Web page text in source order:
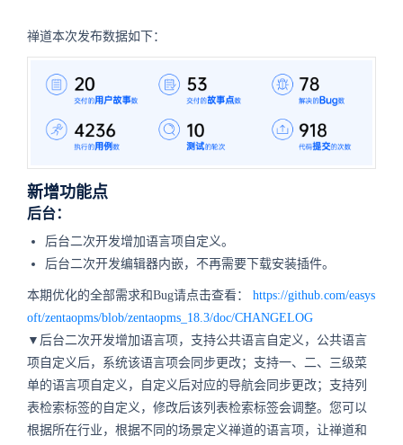
禅道本次发布数据如下：
新增功能点
后台：
后台二次开发增加语言项自定义。
后台二次开发编辑器内嵌，不再需要下载安装插件。
本期优化的全部需求和Bug请点击查看： https://github.com/easys
oft/zentaopms/blob/zentaopms_18.3/doc/CHANGELOG
▼后台二次开发增加语言项，支持公共语言自定义，公共语言
项自定义后，系统该语言项会同步更改；支持一、二、三级菜
单的语言项自定义，自定义后对应的导航会同步更改；支持列
表检索标签的自定义，修改后该列表检索标签会调整。您可以
根据所在行业，根据不同的场景定义禅道的语言项，让禅道和